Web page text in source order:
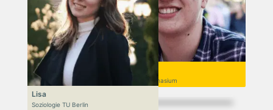
Niek
Goethe-Gymnasium
Lisa
Soziologie TU Berlin